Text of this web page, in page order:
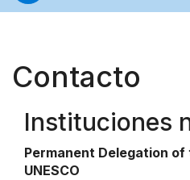
Contacto
Instituciones
Permanent Delegation
UNESCO